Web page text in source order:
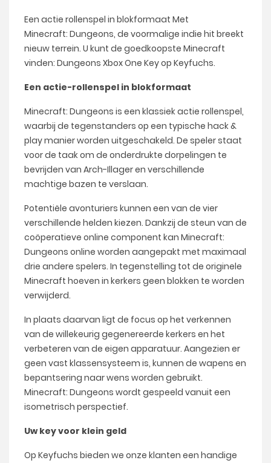
Een actie rollenspel in blokformaat Met
Minecraft: Dungeons, de voormalige indie hit breekt
nieuw terrein. U kunt de goedkoopste Minecraft
vinden: Dungeons Xbox One Key op Keyfuchs.
Een actie-rollenspel in blokformaat
Minecraft: Dungeons is een klassiek actie rollenspel,
waarbij de tegenstanders op een typische hack &
play manier worden uitgeschakeld. De speler staat
voor de taak om de onderdrukte dorpelingen te
bevrijden van Arch-Illager en verschillende
machtige bazen te verslaan.
Potentiële avonturiers kunnen een van de vier
verschillende helden kiezen. Dankzij de steun van de
coöperatieve online component kan Minecraft:
Dungeons online worden aangepakt met maximaal
drie andere spelers. In tegenstelling tot de originele
Minecraft hoeven in kerkers geen blokken te worden
verwijderd.
In plaats daarvan ligt de focus op het verkennen
van de willekeurig gegenereerde kerkers en het
verbeteren van de eigen apparatuur. Aangezien er
geen vast klassensysteem is, kunnen de wapens en
bepantsering naar wens worden gebruikt.
Minecraft: Dungeons wordt gespeeld vanuit een
isometrisch perspectief.
Uw key voor klein geld
Op Keyfuchs bieden we onze klanten een handige